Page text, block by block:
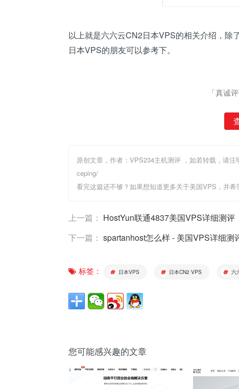
以上就是六六云CN2日本VPS的相关介绍，除
日本VPS的朋友可以参考下。
「真诚
原创文章，作者：VPS234主机测评 ，如若转载，请注
ceping/
看完这篇还不够？如果想知道更多关于美国VPS，并
上一篇： HostYun联通4837美国VPS详细测评
下一篇： spartanhost怎么样 - 美国VPS详细测
标签： 日本VPS 日本CN2 VPS 六
您可能感兴趣的文章